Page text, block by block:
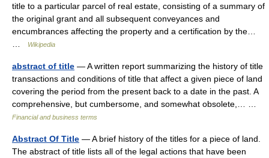
title to a particular parcel of real estate, consisting of a summary of
the original grant and all subsequent conveyances and
encumbrances affecting the property and a certification by the…
Wikipedia
abstract of title — A written report summarizing the history of title
transactions and conditions of title that affect a given piece of land
covering the period from the present back to a date in the past. A
comprehensive, but cumbersome, and somewhat obsolete,… …
Financial and business terms
Abstract Of Title — A brief history of the titles for a piece of land.
The abstract of title lists all of the legal actions that have been